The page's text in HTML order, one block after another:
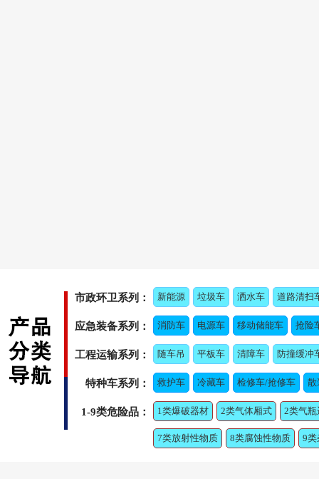
市政环卫系列： 新能源 垃圾车 洒水车 道路清扫
应急装备系列： 消防车 电源车 移动储能车 抢险
工程运输系列： 随车吊 平板车 清障车 防撞缓冲
特种车系列： 救护车 冷藏车 检修车/抢修车 散
1-9类危险品： 1类爆破器材 2类气体厢式 2类气
7类放射性物质 8类腐蚀性物质 9类